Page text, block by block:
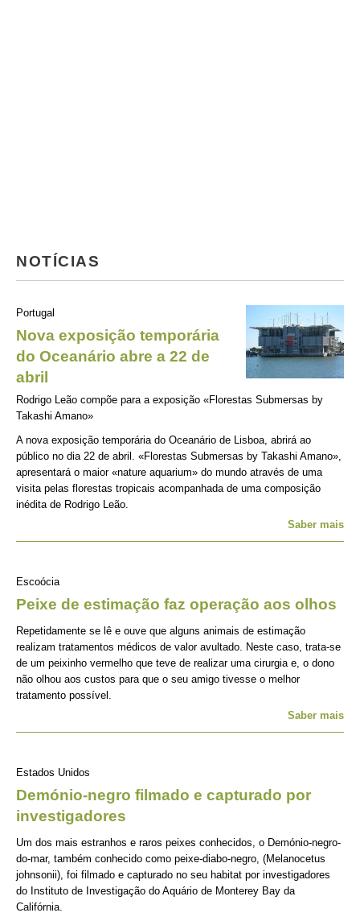
NOTÍCIAS
Portugal
Nova exposição temporária
do Oceanário abre a 22 de
abril
Rodrigo Leão compõe para a exposição «Florestas Submersas by
Takashi Amano»
A nova exposição temporária do Oceanário de Lisboa, abrirá ao
público no dia 22 de abril. «Florestas Submersas by Takashi Amano»,
apresentará o maior «nature aquarium» do mundo através de uma
visita pelas florestas tropicais acompanhada de uma composição
inédita de Rodrigo Leão.
Saber mais
Escoócia
Peixe de estimação faz operação aos olhos
Repetidamente se lê e ouve que alguns animais de estimação
realizam tratamentos médicos de valor avultado. Neste caso, trata-se
de um peixinho vermelho que teve de realizar uma cirurgia e, o dono
não olhou aos custos para que o seu amigo tivesse o melhor
tratamento possível.
Saber mais
Estados Unidos
Demónio-negro filmado e capturado por
investigadores
Um dos mais estranhos e raros peixes conhecidos, o Demónio-negro-
do-mar, também conhecido como peixe-diabo-negro, (Melanocetus
johnsonii), foi filmado e capturado no seu habitat por investigadores
do Instituto de Investigação do Aquário de Monterey Bay da
Califórnia.